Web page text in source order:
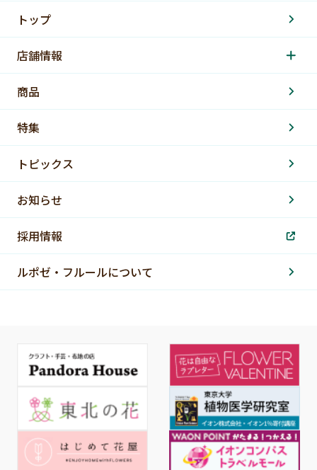
トップ
店舗情報
商品
特集
トピックス
お知らせ
採用情報
ルポゼ・フルールについて